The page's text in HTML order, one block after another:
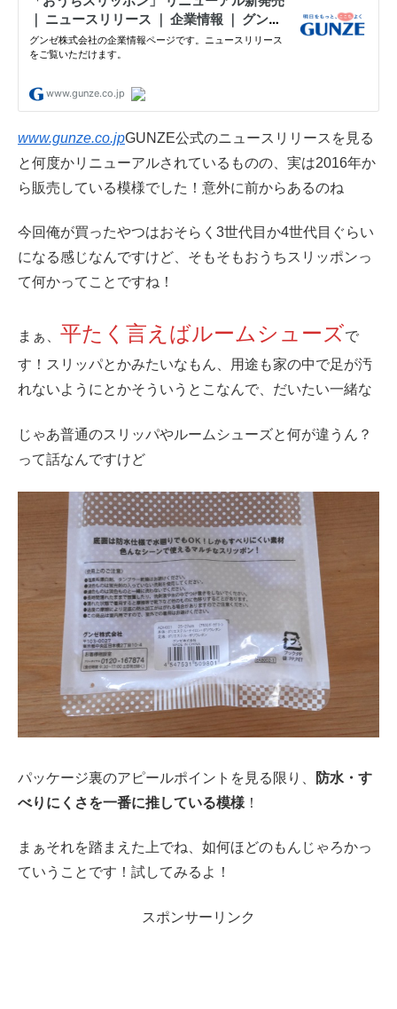
www.gunze.co.jpGUNZE公式のニュースリリースを見る
と何度かリニューアルされているものの、実は2016年か
ら販売している模様でした！意外に前からあるのね
今回俺が買ったやつはおそらく3世代目か4世代目ぐらい
になる感じなんですけど、そもそもおうちスリッポンっ
て何かってことですね！
まぁ、 平たく言えばルームシューズで
す！スリッパとかみたいなもん、用途も家の中で足が汚
れないようにとかそういうとこなんで、だいたい一緒な
じゃあ普通のスリッパやルームシューズと何が違うん？
って話なんですけど
パッケージ裏のアピールポイントを見る限り、
防水・す
べりにくさを一番に推している模様 ！
まぁそれを踏まえた上でね、如何ほどのもんじゃろかっ
ていうことです！試してみるよ！
スポンサーリンク